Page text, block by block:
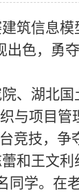
筑信息
色，勇夺
、湖北
与项目管
竞技，争
和王文利
同学。在